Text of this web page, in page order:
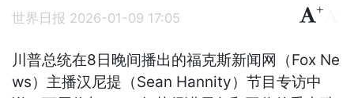
世界日报 2026-01-09 17:05
+
川普总统在8日晚间播出的福克斯新闻网（Fox Ne
ws）主播汉尼提（Sean Hannity）节目专访中